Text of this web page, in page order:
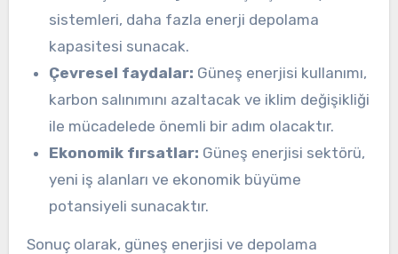
sistemleri, daha fazla enerji depolama
kapasitesi sunacak.
Çevresel faydalar: Güneş enerjisi kullanımı,
karbon salınımını azaltacak ve iklim değişikliği
ile mücadelede önemli bir adım olacaktır.
Ekonomik fırsatlar: Güneş enerjisi sektörü,
yeni iş alanları ve ekonomik büyüme
potansiyeli sunacaktır.
Sonuç olarak, güneş enerjisi ve depolama